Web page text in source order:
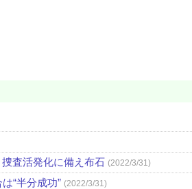
査活発化に備え布石 (2022/3/31)
“半分成功” (2022/3/31)